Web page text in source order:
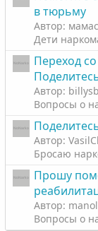
в тюрьму
Автор:
Дети
Переход
Автор:
Вопросы о
Автор:
Бросаю
Прошу
Автор:
Вопросы о